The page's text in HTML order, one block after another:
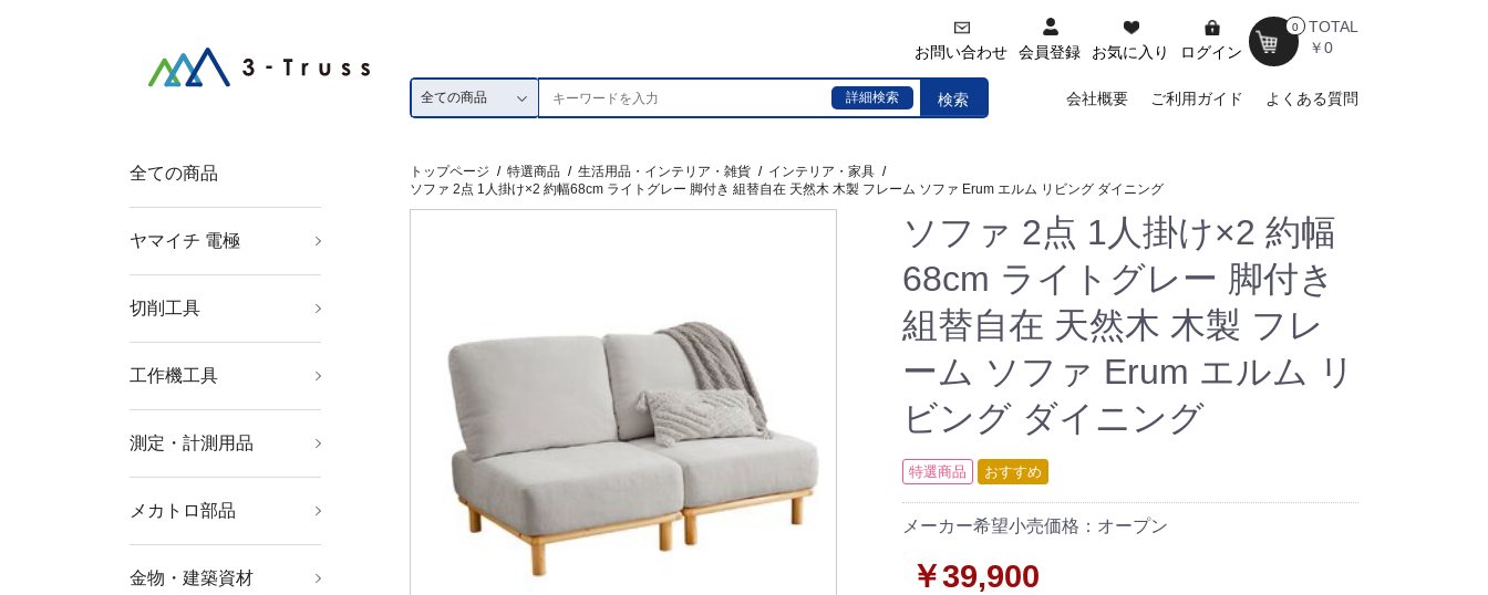
お問い合わせ 会員登録 お気に入り ログイン
0
TOTAL
￥0
検索
詳細検索 会社概要 ご利用ガイド よくある質問
全ての商品
ヤマイチ 電極 ボルト溶接電極
ポイントホルダー
ベントプラグ
ネジチップ
ネジアダプター
ネジチップ用銅ワッシ
チップベース
セラミックガイドピン
ＫＣＦスリーブ
ストレートホルダー
上部電極
シャンク
シム板
ベーク座金
ガイドピン
キャップチップ
下部電極ホルダー
下部電極
インサート電極
真鍮ＢＳホーン
切削工具 穴あけ工具
ねじ切り工具
面取り工具
旋削・フライス加工工
工作機工具 金型用品
ツーリング・治工具
マグネット用品
測定・計測用品 測定工具
光学・精密測定機器
撮影機器
測量用品
工業用計測機器
環境計測機器
メカトロ部品
軸受・駆動機器・伝導
機械部品
工業用素材
金物・建築資材 ねじ・ボルト・ナット
ファスニングツール
キャスター
建築金物
建築資材
航空機関連用品
トップページ / 特選商品 / 生活用品・インテリア・雑貨 / インテリア・家具 /
ソファ 2点 1人掛け×2 約幅68cm ライトグレー 脚付き 組替自在 天然木 木製 フレーム ソファ Erum エルム リビング ダイニング
ソファ 2点 1人掛け×2 約幅
68cm ライトグレー 脚付き
組替自在 天然木 木製 フレ
ーム ソファ Erum エルム リ
ビング ダイニング
特選商品 おすすめ
メーカー希望小売価格：オープン
￥39,900